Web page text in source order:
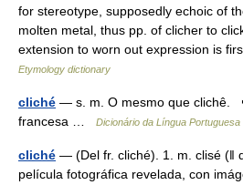
for stereotype, supposedly echoic of
molten metal, thus pp. of clicher to
extension to worn out expression is
Etymology dictionary
cliché — s. m. O mesmo que clichê.
francesa …
Dicionário da Língua Portuguesa
cliché — (Del fr. cliché). 1. m. clisé (ǁ
película fotográfica revelada, con